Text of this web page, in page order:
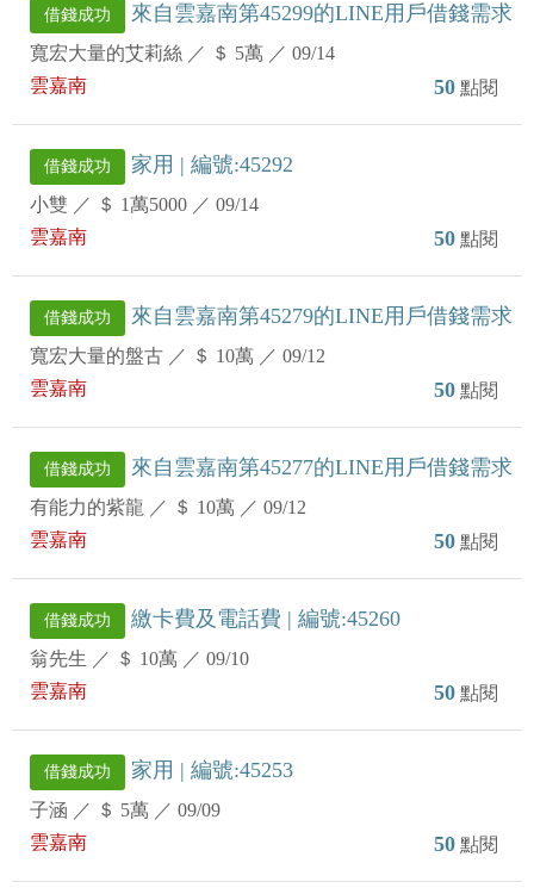
借錢成功 來自雲嘉南第45299的LINE用戶借錢需求
寬宏大量的艾莉絲 ／ ＄ 5萬 ／ 09/14
雲嘉南
50 點閱
借錢成功 家用 | 編號:45292
小雙 ／ ＄ 1萬5000 ／ 09/14
雲嘉南
50 點閱
借錢成功 來自雲嘉南第45279的LINE用戶借錢需求
寬宏大量的盤古 ／ ＄ 10萬 ／ 09/12
雲嘉南
50 點閱
借錢成功 來自雲嘉南第45277的LINE用戶借錢需求
有能力的紫龍 ／ ＄ 10萬 ／ 09/12
雲嘉南
50 點閱
借錢成功 繳卡費及電話費 | 編號:45260
翁先生 ／ ＄ 10萬 ／ 09/10
雲嘉南
50 點閱
借錢成功 家用 | 編號:45253
子涵 ／ ＄ 5萬 ／ 09/09
雲嘉南
50 點閱